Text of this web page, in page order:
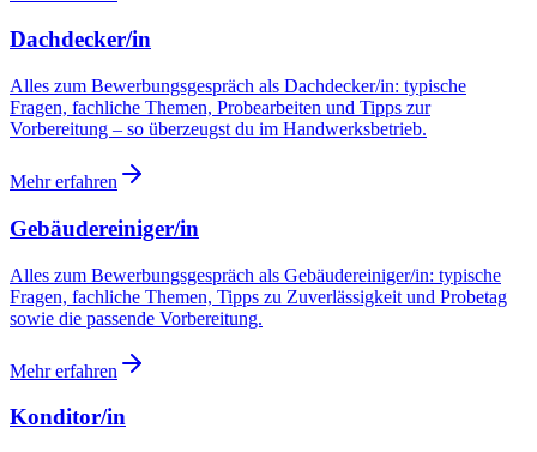
Dachdecker/in
Alles zum Bewerbungsgespräch als Dachdecker/in: typische
Fragen, fachliche Themen, Probearbeiten und Tipps zur
Vorbereitung – so überzeugst du im Handwerksbetrieb.
Mehr erfahren
Gebäudereiniger/in
Alles zum Bewerbungsgespräch als Gebäudereiniger/in: typische
Fragen, fachliche Themen, Tipps zu Zuverlässigkeit und Probetag
sowie die passende Vorbereitung.
Mehr erfahren
Konditor/in